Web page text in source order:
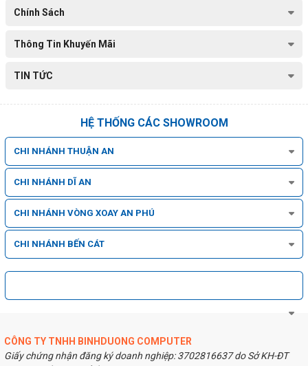
sản phẩm khác được làm bằng hợp kim nhôm.
Nhờ đó, trọng lượng của Dell Vostro khá nhẹ, chỉ chưa đến 2kg,rất
Chính Sách
Thông Tin Khuyến Mãi
TIN TỨC
HỆ THỐNG CÁC SHOWROOM
CHI NHÁNH THUẬN AN
CHI NHÁNH DĨ AN
CHI NHÁNH VÒNG XOAY AN PHÚ
CHI NHÁNH BẾN CÁT
CÔNG TY TNHH BINHDUONG COMPUTER
Giấy chứng nhận đăng ký doanh nghiệp: 3702816637 do Sở KH-ĐT